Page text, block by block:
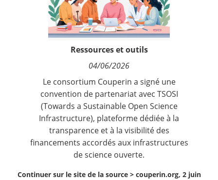
Ressources et outils
04/06/2026
Le consortium Couperin a signé une
convention de partenariat avec TSOSI
(Towards a Sustainable Open Science
Infrastructure), plateforme dédiée à la
transparence et à la visibilité des
financements accordés aux infrastructures
de science ouverte.
Continuer sur le site de la source > couperin.org, 2 juin